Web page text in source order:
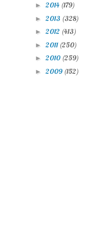
► 2014 (179)
► 2013 (328)
► 2012 (413)
► 2011 (250)
► 2010 (259)
► 2009 (152)